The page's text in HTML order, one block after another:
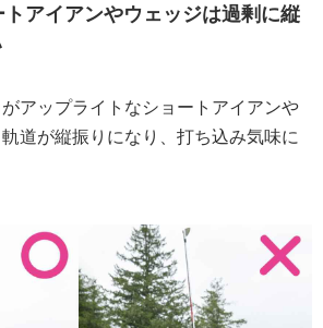
トアイアンやウェッジは過剰に縦
アップライトなショートアイアンや
道が縦振りになり、打ち込み気味に